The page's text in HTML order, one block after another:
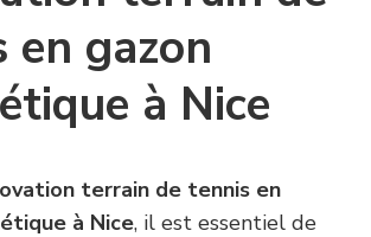
en gazon
à Nice
terrain de tennis en
à Nice, il est essentiel de